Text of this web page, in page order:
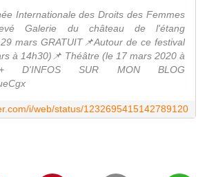
Internationale des Droits des Femmes
Galerie du château de l'étang
mars GRATUIT📌Autour de ce festival
à 14h30)📌 Théâtre (le 17 mars 2020 à
SUR MON BLOG
i/web/status/1232695415142789120